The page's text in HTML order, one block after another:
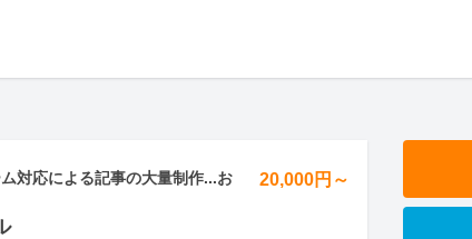
対応による記事の大量制作...お
20,000円～